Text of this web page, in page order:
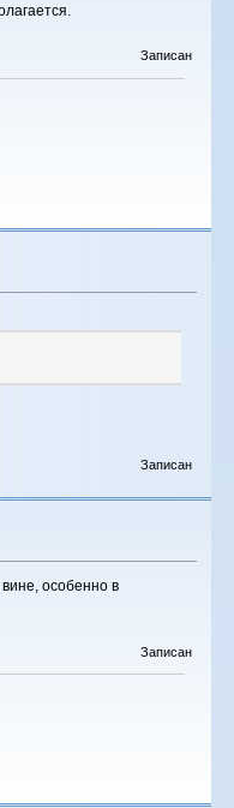
Записан
Записан
особенно в
Записан